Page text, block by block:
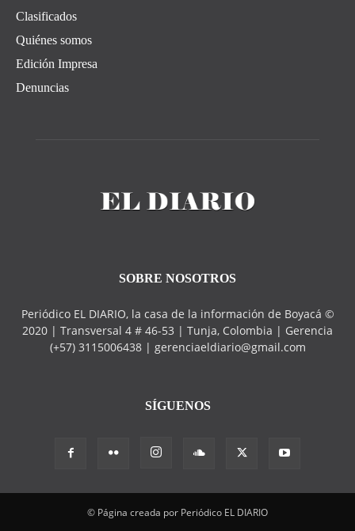
Clasificados
Quiénes somos
Edición Impresa
Denuncias
SOBRE NOSOTROS
Periódico EL DIARIO, la casa de la información de Boyacá ©
2020 | Transversal 4 # 46-53 | Tunja, Colombia | Gerencia
(+57) 3115006438 | gerenciaeldiario@gmail.com
SÍGUENOS
© Página creada por Periódico EL DIARIO